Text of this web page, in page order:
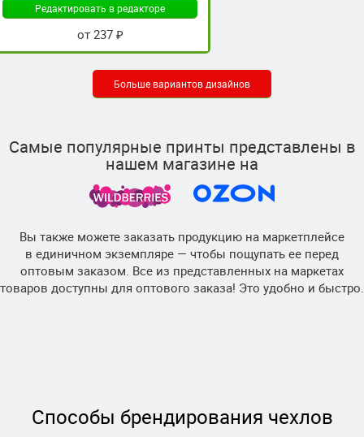
Редактировать в редакторе
от 237 ₽
Больше вариантов дизайнов
Самые популярные принты представлены в
нашем магазине на
Вы также можете заказать продукцию на маркетплейсе
в единичном экземпляре — чтобы пощупать ее перед
оптовым заказом. Все из представленных на маркетах
товаров доступны для оптового заказа! Это удобно и быстро.
Способы брендирования чехлов